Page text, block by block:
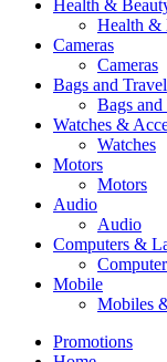
Health &
Health &
Cameras
Cameras
Bags and Travel
Bags and
Watches &
Watches
Motors
Motors
Audio
Audio
Computers &
Mobile
Mobiles
Promotions